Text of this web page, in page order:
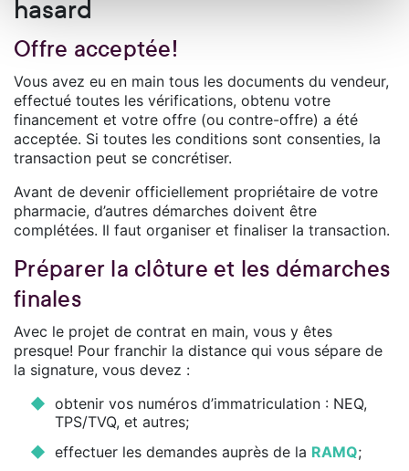
hasard
Offre acceptée!
Vous avez eu en main tous les documents du vendeur,
effectué toutes les vérifications, obtenu votre
financement et votre offre (ou contre-offre) a été
acceptée. Si toutes les conditions sont consenties, la
transaction peut se concrétiser.
Avant de devenir officiellement propriétaire de votre
pharmacie, d’autres démarches doivent être
complétées. Il faut organiser et finaliser la transaction.
Préparer la clôture et les démarches
finales
Avec le projet de contrat en main, vous y êtes
presque! Pour franchir la distance qui vous sépare de
la signature, vous devez :
obtenir vos numéros d’immatriculation : NEQ,
TPS/TVQ, et autres;
effectuer les demandes auprès de la RAMQ;